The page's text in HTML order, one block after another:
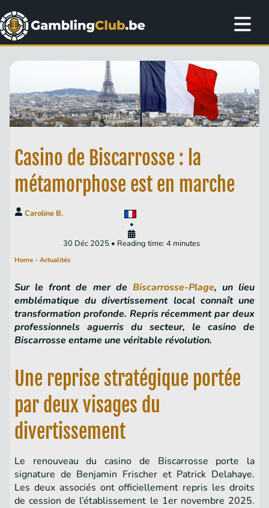
Casino de Biscarrosse : la
métamorphose est en marche
Caroline B.
•
30 Déc 2025 • Reading time: 4 minutes
Home - Actualités
Sur le front de mer de Biscarrosse-Plage, un lieu
emblématique du divertissement local connaît une
transformation profonde. Repris récemment par deux
professionnels aguerris du secteur, le casino de
Biscarrosse entame une véritable révolution.
Une reprise stratégique portée
par deux visages du
divertissement
Le renouveau du casino de Biscarrosse porte la
signature de Benjamin Frischer et Patrick Delahaye.
Les deux associés ont officiellement repris les droits
de cession de l’établissement le 1er novembre 2025.